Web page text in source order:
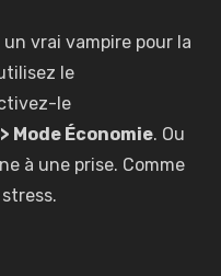
vrai vampire pour la
le
le
Mode Économie. Ou
à une prise. Comme